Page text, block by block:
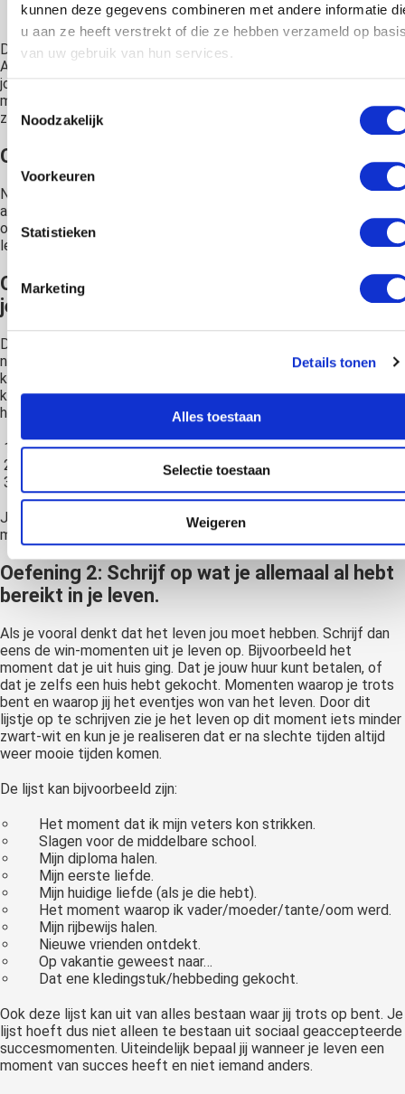
kunnen deze gegevens combineren met andere informatie
u aan ze heeft verstrekt of die ze hebben verzameld op
van uw gebruik van hun services.
Toestemmingsselectie
Noodzakelijk
Voorkeuren
Statistieken
Marketing
Details tonen
Alles toestaan
Selectie toestaan
Weigeren
Het leven is 90% hoe je reageert op situaties.
Dit zijn slechts voorbeelden van hypnotische suggesties.
Afhankelijk van jouw overtuigingen en de problemen die je met
jouw leven hebt kan een hypnotiseur je andere overtuigingen
meegeven om thuis te herhalen of te beluisteren tijdens
zelfhypnose.
Oefeningen om de dag te plukken
Naast hypnose, wat een van de beste technieken is om een
andere minder zware kijk op het leven te krijgen, zijn er andere
oefeningen die je kunt doen om juist de mooie kanten van het
leven te zien. Zelfs in slechte situaties is dit mogelijk.
Oefening 1: Schrijf dagelijks 3 dingen op die
je leuk vond aan de dag.
Door deze oefening leer je de focus te verleggen van wat je
niet leuk vindt, naar wat je wel leuk vindt. Door die verlegging
kun je na verloop van tijd het leven positiever inzien. Zo’n lijst
kan uit grote momenten bestaan, maar ook de kleine zaken in
het leven, zoals:
De vogels die floten toen ik wakker werd.
Het kopje koffie op mijn werk toen ik indutte.
Je mag jezelf ook uitdagen en 5 punten per dag opschrijven,
maar maak de uitdaging niet te groot.
Oefening 2: Schrijf op wat je allemaal al hebt
bereikt in je leven.
Als je vooral denkt dat het leven jou moet hebben. Schrijf dan
eens de win-momenten uit je leven op. Bijvoorbeeld het
moment dat je uit huis ging. Dat je jouw huur kunt betalen, of
dat je zelfs een huis hebt gekocht. Momenten waarop je trots
bent en waarop jij het eventjes won van het leven. Door dit
lijstje op te schrijven zie je het leven op dit moment iets minder
zwart-wit en kun je je realiseren dat er na slechte tijden altijd
weer mooie tijden komen.
De lijst kan bijvoorbeeld zijn:
Het moment dat ik mijn veters kon strikken.
Slagen voor de middelbare school.
Mijn diploma halen.
Mijn eerste liefde.
Mijn huidige liefde (als je die hebt).
Het moment waarop ik vader/moeder/tante/oom werd.
Mijn rijbewijs halen.
Nieuwe vrienden ontdekt.
Op vakantie geweest naar…
Dat ene kledingstuk/hebbeding gekocht.
Ook deze lijst kan uit van alles bestaan waar jij trots op bent. Je
lijst hoeft dus niet alleen te bestaan uit sociaal geaccepteerde
succesmomenten. Uiteindelijk bepaal jij wanneer je leven een
moment van succes heeft en niet iemand anders.